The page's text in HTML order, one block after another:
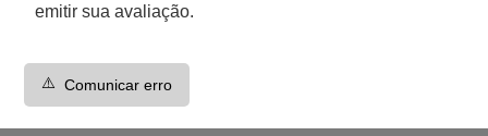
emitir sua avaliação.
⚠️ Comunicar erro